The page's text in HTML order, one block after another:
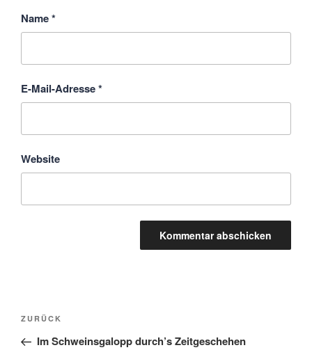
Name*
E-Mail-Adresse*
Website
Beitragsnavigation
Vorheriger
Beitrag
ZURÜCK
Im Schweinsgalopp durch’s Zeitgeschehen